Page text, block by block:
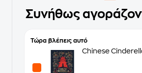
Συνήθως
Τώρα βλέπεις αυτό
Chinese